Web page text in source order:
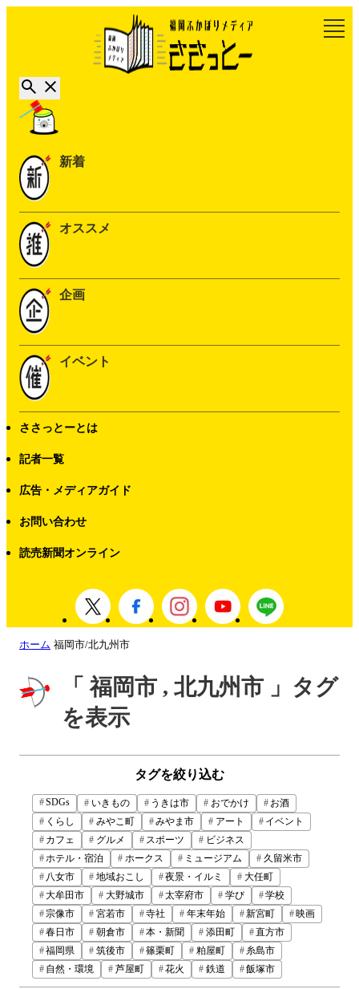
新着
オススメ
企画
イベント
ささっとーとは
記者一覧
広告・メディアガイド
お問い合わせ
読売新聞オンライン
ホーム 福岡市/北九州市
「 福岡市 , 北九州市 」タグ
を表示
タグを絞り込む
SDGs いきもの うきは市 おでかけ
お酒
くらし
みやこ町 みやま市 アート
イベント
カフェ
グルメ スポーツ
ビジネス
ホテル・宿泊
ホークス ミュージアム
久留米市
八女市
地域おこし 夜景・イルミ
大任町
大牟田市
大野城市 太宰府市 学び
学校
宗像市
宮若市 寺社 年末年始 新宮町
映画
春日市
朝倉市 本・新聞 添田町
直方市
福岡県
筑後市 篠栗町 粕屋町
糸島市
自然・環境
芦屋町 花火 鉄道 飯塚市